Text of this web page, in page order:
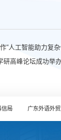
“人工智能助力复
研高峰论坛成功举办
信局 广东外语外